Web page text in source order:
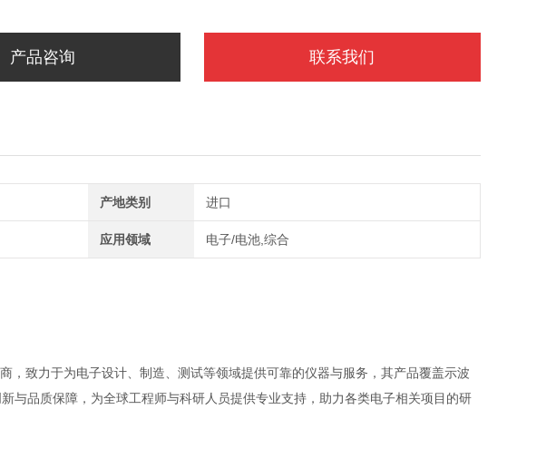
产品咨询 联系我们
产地类别 进口
应用领域 电子/电池,综合
，致力于为电子设计、制造、测试等领域提供可靠的仪器与服务，其产品覆盖示波
与品质保障，为全球工程师与科研人员提供专业支持，助力各类电子相关项目的研